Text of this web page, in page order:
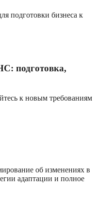
подготовки бизнеса к
подготовка,
к новым требованиям
об изменениях в
адаптации и полное